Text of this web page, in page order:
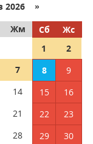
2026 »
Жм Сб
Жс
1
2
7 8
9
14 15
16
21 22
23
28 29 30